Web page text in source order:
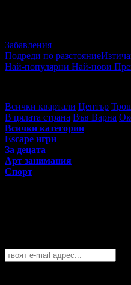
Забавления
Подреди по разстояние
Най-популярни Най-нови
Всички квартали Център
В цялата страна Във Варна
Всички категории
Escape игри
За децата
Арт занимания
Спорт